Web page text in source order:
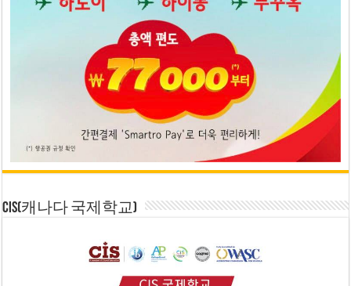
CIS(캐나다 국제학교)